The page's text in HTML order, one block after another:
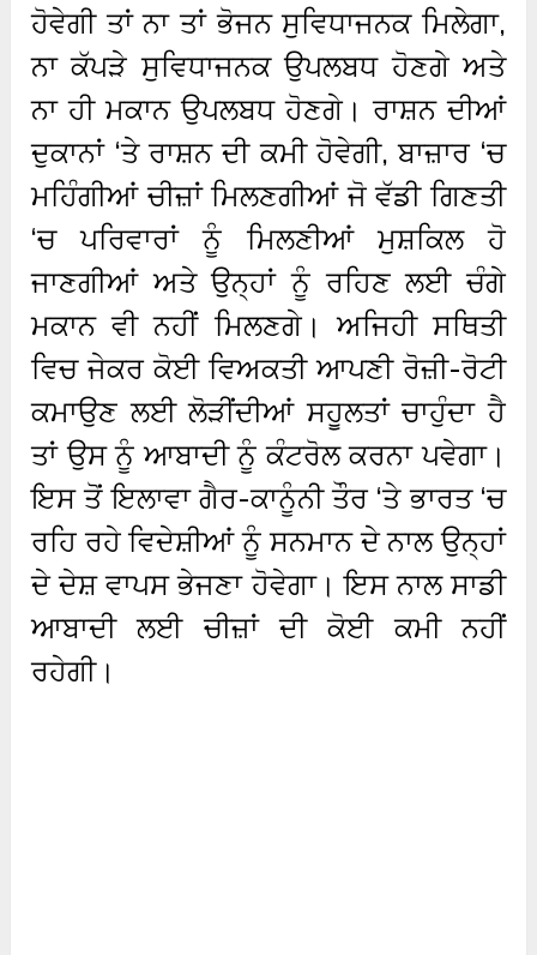
ਹੋਵੇਗੀ ਤਾਂ ਨਾ ਤਾਂ ਭੋਜਨ ਸੁਵਿਧਾਜਨਕ ਮਿਲੇਗਾ,
ਨਾ ਕੱਪੜੇ ਸੁਵਿਧਾਜਨਕ ਉਪਲਬਧ ਹੋਣਗੇ ਅਤੇ
ਨਾ ਹੀ ਮਕਾਨ ਉਪਲਬਧ ਹੋਣਗੇ। ਰਾਸ਼ਨ ਦੀਆਂ
ਦੁਕਾਨਾਂ ‘ਤੇ ਰਾਸ਼ਨ ਦੀ ਕਮੀ ਹੋਵੇਗੀ, ਬਾਜ਼ਾਰ ‘ਚ
ਮਹਿੰਗੀਆਂ ਚੀਜ਼ਾਂ ਮਿਲਣਗੀਆਂ ਜੋ ਵੱਡੀ ਗਿਣਤੀ
‘ਚ ਪਰਿਵਾਰਾਂ ਨੂੰ ਮਿਲਣੀਆਂ ਮੁਸ਼ਕਿਲ ਹੋ
ਜਾਣਗੀਆਂ ਅਤੇ ਉਨ੍ਹਾਂ ਨੂੰ ਰਹਿਣ ਲਈ ਚੰਗੇ
ਮਕਾਨ ਵੀ ਨਹੀਂ ਮਿਲਣਗੇ। ਅਜਿਹੀ ਸਥਿਤੀ
ਵਿਚ ਜੇਕਰ ਕੋਈ ਵਿਅਕਤੀ ਆਪਣੀ ਰੋਜ਼ੀ-ਰੋਟੀ
ਕਮਾਉਣ ਲਈ ਲੋੜੀਂਦੀਆਂ ਸਹੂਲਤਾਂ ਚਾਹੁੰਦਾ ਹੈ
ਤਾਂ ਉਸ ਨੂੰ ਆਬਾਦੀ ਨੂੰ ਕੰਟਰੋਲ ਕਰਨਾ ਪਵੇਗਾ।
ਇਸ ਤੋਂ ਇਲਾਵਾ ਗੈਰ-ਕਾਨੂੰਨੀ ਤੌਰ ‘ਤੇ ਭਾਰਤ ‘ਚ
ਰਹਿ ਰਹੇ ਵਿਦੇਸ਼ੀਆਂ ਨੂੰ ਸਨਮਾਨ ਦੇ ਨਾਲ ਉਨ੍ਹਾਂ
ਦੇ ਦੇਸ਼ ਵਾਪਸ ਭੇਜਣਾ ਹੋਵੇਗਾ। ਇਸ ਨਾਲ ਸਾਡੀ
ਆਬਾਦੀ ਲਈ ਚੀਜ਼ਾਂ ਦੀ ਕੋਈ ਕਮੀ ਨਹੀਂ
ਰਹੇਗੀ।